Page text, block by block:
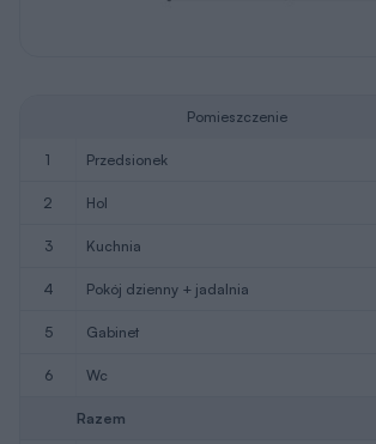
Pomieszczenie
1 przedsionek
2 hol
3 kuchnia
4 pokój dzienny + jadalnia
5 gabinet
6 wc
Razem